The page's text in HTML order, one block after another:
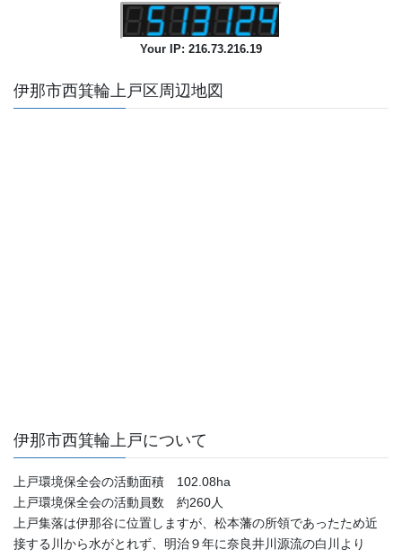
Your IP: 216.73.216.19
伊那市西箕輪上戸区周辺地図
伊那市西箕輪上戸について
上戸環境保全会の活動面積 102.08ha
上戸環境保全会の活動員数 約260人
上戸集落は伊那谷に位置しますが、松本藩の所領であったため近
接する川から水がとれず、明治９年に奈良井川源流の白川より